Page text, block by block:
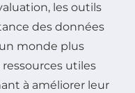
les outils
des données
monde plus
ressources utiles
à améliorer leur